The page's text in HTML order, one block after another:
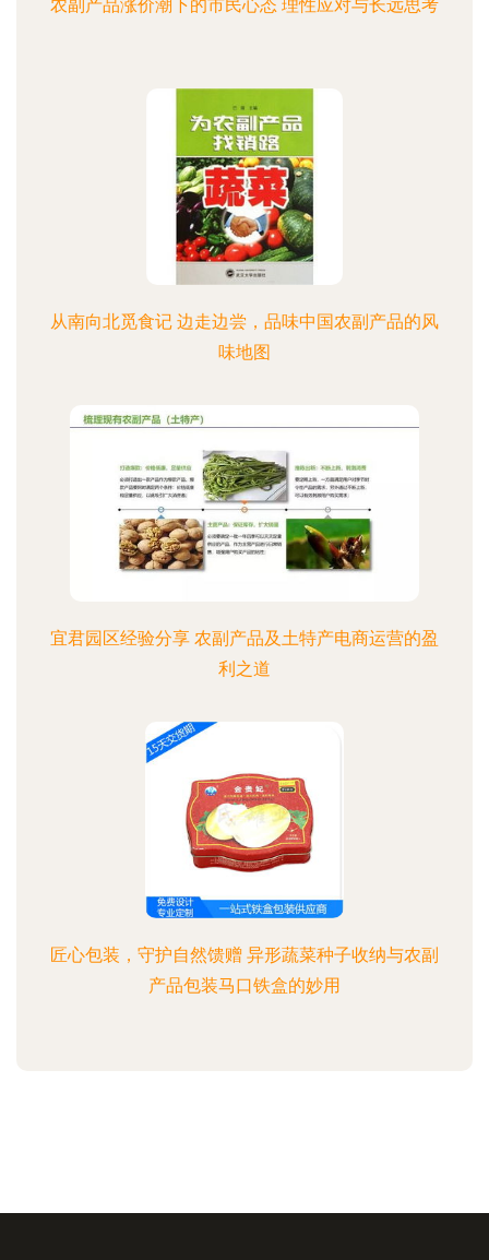
农副产品涨价潮下的市民心态 理性应对与长远思考
从南向北觅食记 边走边尝，品味中国农副产品的风
味地图
宜君园区经验分享 农副产品及土特产电商运营的盈
利之道
匠心包装，守护自然馈赠 异形蔬菜种子收纳与农副
产品包装马口铁盒的妙用